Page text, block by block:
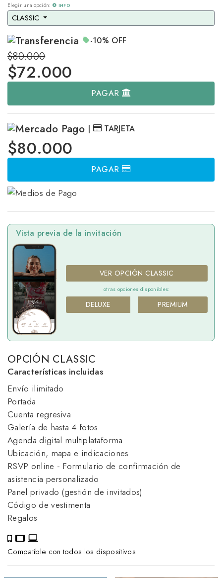
Elegir una opción: INFO
CLASSIC
-10% OFF
$80.000
$72.000
PAGAR
| TARJETA
$80.000
PAGAR
Vista previa de la invitación
VER OPCIÓN CLASSIC
otras opciones disponibles:
DELUXE PREMIUM
OPCIÓN CLASSIC
Características incluidas
Envío ilimitado
Portada
Cuenta regresiva
Galería de hasta 4 fotos
Agenda digital multiplataforma
Ubicación, mapa e indicaciones
RSVP online - Formulario de confirmación de
asistencia personalizado
Panel privado (gestión de invitados)
Código de vestimenta
Regalos
Compatible con todos los dispositivos